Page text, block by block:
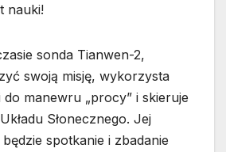
nauki!
sonda Tianwen-2,
swoją misję, wykorzysta
do manewru „procy” i skieruje
Słonecznego. Jej
spotkanie i zbadanie